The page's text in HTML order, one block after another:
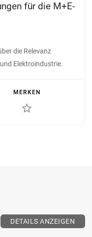
für die M+E-
die Relevanz
Elektroindustrie.
MERKEN
star_border
DETAILS ANZEIGEN